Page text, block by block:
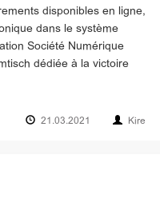
disponibles en ligne,
dans le système
Société Numérique
dédiée à la victoire
21.03.2021 Kire